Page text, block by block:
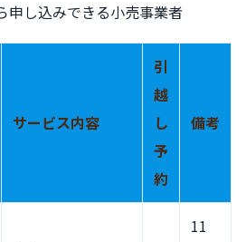
申し込みできる小売事業者
サービス内容
引
越
し
予
約
備考
11